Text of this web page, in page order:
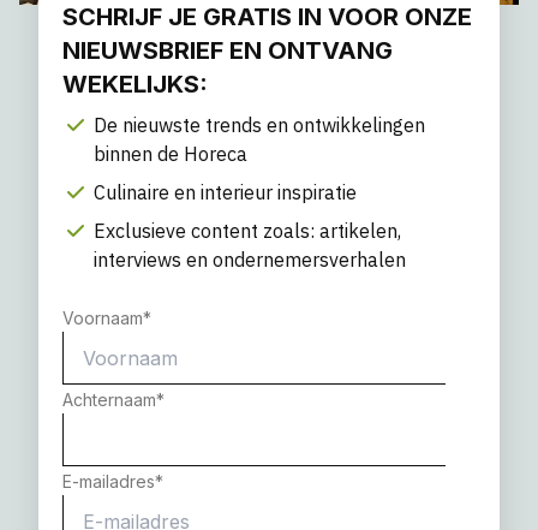
SCHRIJF JE GRATIS IN VOOR ONZE
NIEUWSBRIEF EN ONTVANG
WEKELIJKS:
De nieuwste trends en ontwikkelingen
binnen de Horeca
Culinaire en interieur inspiratie
Exclusieve content zoals: artikelen,
interviews en ondernemersverhalen
Voornaam*
Achternaam*
E-mailadres*